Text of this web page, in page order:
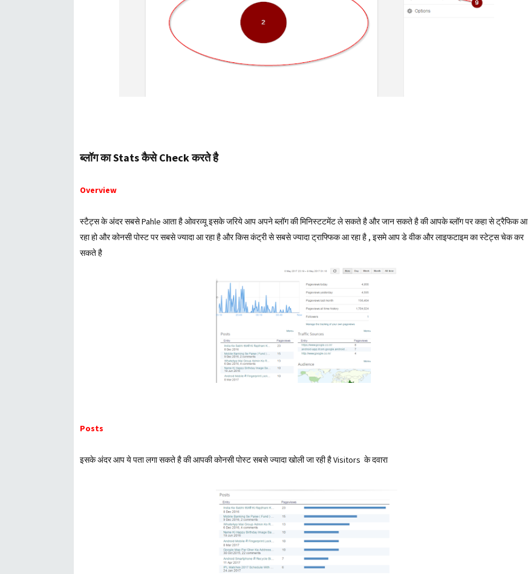
ब्लॉग का Stats कैसे Check करते है
Overview
स्टैट्स के अंदर सबसे Pahle आता है ओवरव्यू इसके जरिये आप अपने ब्लॉग की मिनिस्टटमेंट ले सकते है और जान सकते है की आपके ब्लॉग पर कहा से ट्रैफिक आ
रहा हो और कोनसी पोस्ट पर सबसे ज्यादा आ रहा है और किस कंट्री से सबसे ज्यादा ट्राफ्फिक आ रहा है , इसमे आप डे वीक और लाइफटाइम का स्टेट्स चेक कर
सकते है
Posts
इसके अंदर आप ये पता लगा सकते है की आपकी कोनसी पोस्ट सबसे ज्यादा खोली जा रही है Visitors के दवारा